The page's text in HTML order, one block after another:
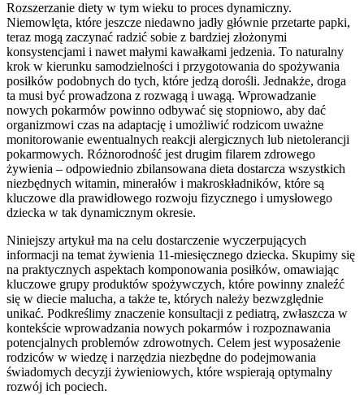
Rozszerzanie diety w tym wieku to proces dynamiczny.
Niemowlęta, które jeszcze niedawno jadły głównie przetarte papki,
teraz mogą zaczynać radzić sobie z bardziej złożonymi
konsystencjami i nawet małymi kawałkami jedzenia. To naturalny
krok w kierunku samodzielności i przygotowania do spożywania
posiłków podobnych do tych, które jedzą dorośli. Jednakże, droga
ta musi być prowadzona z rozwagą i uwagą. Wprowadzanie
nowych pokarmów powinno odbywać się stopniowo, aby dać
organizmowi czas na adaptację i umożliwić rodzicom uważne
monitorowanie ewentualnych reakcji alergicznych lub nietolerancji
pokarmowych. Różnorodność jest drugim filarem zdrowego
żywienia – odpowiednio zbilansowana dieta dostarcza wszystkich
niezbędnych witamin, minerałów i makroskładników, które są
kluczowe dla prawidłowego rozwoju fizycznego i umysłowego
dziecka w tak dynamicznym okresie.
Niniejszy artykuł ma na celu dostarczenie wyczerpujących
informacji na temat żywienia 11-miesięcznego dziecka. Skupimy się
na praktycznych aspektach komponowania posiłków, omawiając
kluczowe grupy produktów spożywczych, które powinny znaleźć
się w diecie malucha, a także te, których należy bezwzględnie
unikać. Podkreślimy znaczenie konsultacji z pediatrą, zwłaszcza w
kontekście wprowadzania nowych pokarmów i rozpoznawania
potencjalnych problemów zdrowotnych. Celem jest wyposażenie
rodziców w wiedzę i narzędzia niezbędne do podejmowania
świadomych decyzji żywieniowych, które wspierają optymalny
rozwój ich pociech.